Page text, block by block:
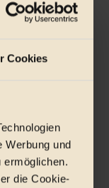
Cookies
Werbung und
ermöglichen.
die Cookie-